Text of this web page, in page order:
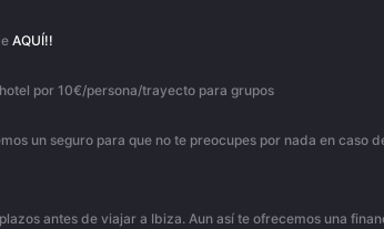
AQUÍ!!
por 10€/persona/trayecto para grupos
un seguro para que no te preocupes por nada en caso
antes de viajar a Ibiza. Aun así te ofrecemos una